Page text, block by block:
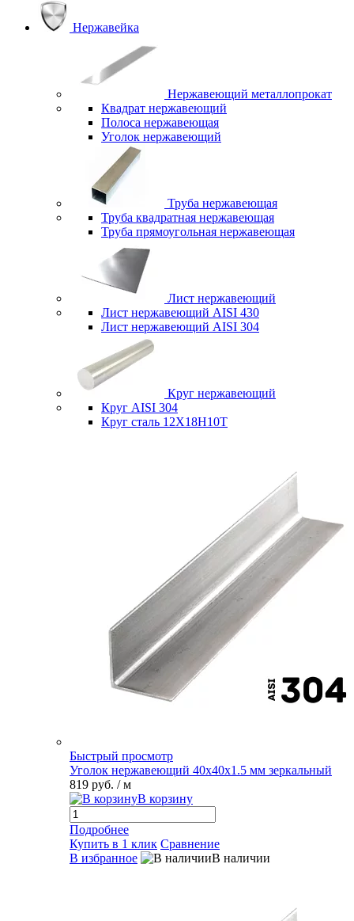
Нержавейка
Нержавеющий металлопрокат
Квадрат нержавеющий
Полоса нержавеющая
Уголок нержавеющий
Труба нержавеющая
Труба квадратная нержавеющая
Труба прямоугольная нержавеющая
Лист нержавеющий
Лист нержавеющий AISI 430
Лист нержавеющий AISI 304
Круг нержавеющий
Круг AISI 304
Круг сталь 12Х18Н10Т
Быстрый просмотр
Уголок нержавеющий 40х40х1.5 мм зеркальный
819 руб. / м
В корзину
Подробнее
Купить в 1 клик Сравнение
В избранное
В наличии